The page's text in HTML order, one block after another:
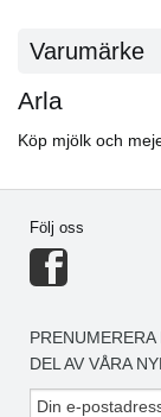
Varumärke
Arla
Köp mjölk och
Följ oss
DEL AV VÅRA